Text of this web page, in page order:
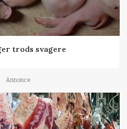
trods svagere
Annonce